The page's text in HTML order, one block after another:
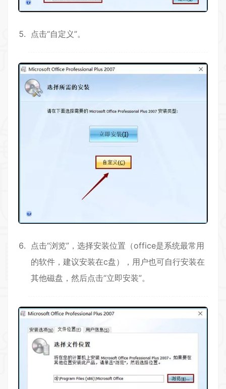
点击“自定义”。
点击“浏览”，选择安装位置（office是系统最常用
的软件，建议安装在c盘），用户也可自行安装在
其他磁盘，然后点击“立即安装”。